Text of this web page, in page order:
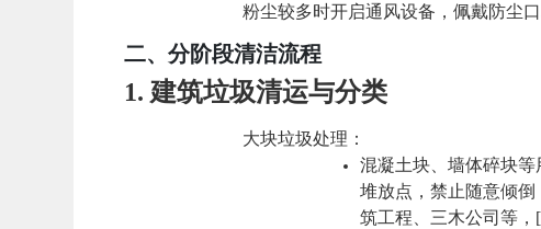
粉尘较多时开启通风设备，佩戴防尘
二、分阶段清洁流程
1.建筑垃圾清运与分类
大块垃圾处理 ：
混凝土块、墙体碎块
堆放点， 禁止随意倾倒
筑工程、三木公司等，